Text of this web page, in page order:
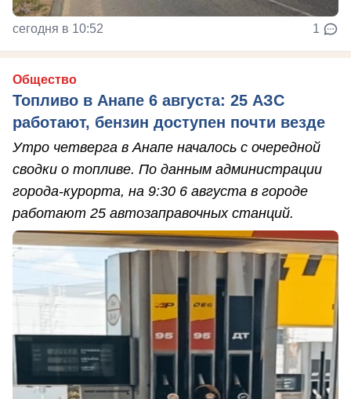
сегодня в 10:52 1
Общество
Топливо в Анапе 6 августа: 25 АЗС
работают, бензин доступен почти везде
Утро четверга в Анапе началось с очередной
сводки о топливе. По данным администрации
города-курорта, на 9:30 6 августа в городе
работают 25 автозаправочных станций.